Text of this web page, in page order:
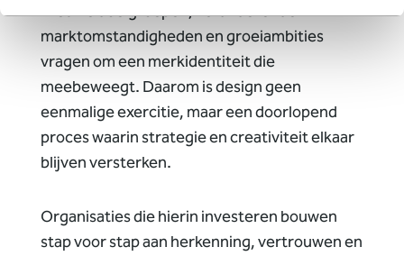
Nieuwe doelgroepen, veranderende
marktomstandigheden en groeiambities
vragen om een merkidentiteit die
meebeweegt. Daarom is design geen
eenmalige exercitie, maar een doorlopend
proces waarin strategie en creativiteit elkaar
blijven versterken.
Organisaties die hierin investeren bouwen
stap voor stap aan herkenning, vertrouwen en